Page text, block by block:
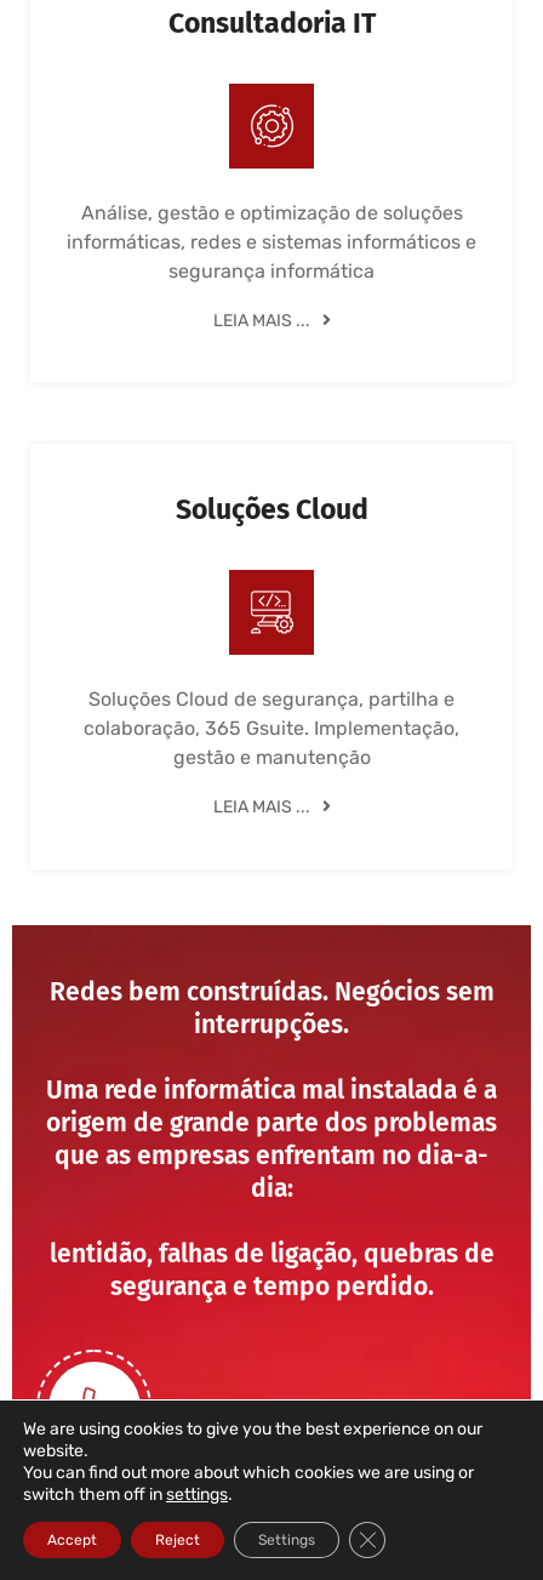
Consultadoria IT
Análise, gestão e optimização de soluções
informáticas, redes e sistemas informáticos e
segurança informática
LEIA MAIS ...
Soluções Cloud
Soluções Cloud de segurança, partilha e
colaboração, 365 Gsuite. Implementação,
gestão e manutenção
LEIA MAIS ...
Redes bem construídas. Negócios sem
interrupções.
Uma rede informática mal instalada é a
origem de grande parte dos problemas
que as empresas enfrentam no dia-a-
dia:
lentidão, falhas de ligação, quebras de
segurança e tempo perdido.
211 459 950
We are using cookies to give you the best experience on our
website.
You can find out more about which cookies we are using or
switch them off insettings.
Accept Reject Settings Close GDPR Cookie